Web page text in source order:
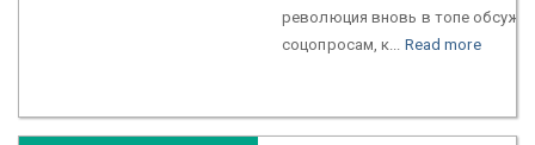
революция вновь в топе
соцопросам, к... Read more